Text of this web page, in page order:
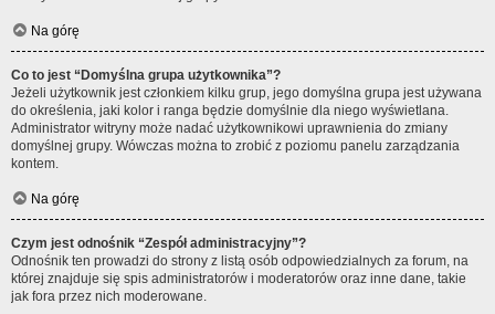
Na górę
Co to jest “Domyślna grupa użytkownika”?
Jeżeli użytkownik jest członkiem kilku grup, jego domyślna grupa jest używana
do określenia, jaki kolor i ranga będzie domyślnie dla niego wyświetlana.
Administrator witryny może nadać użytkownikowi uprawnienia do zmiany
domyślnej grupy. Wówczas można to zrobić z poziomu panelu zarządzania
kontem.
Na górę
Czym jest odnośnik “Zespół administracyjny”?
Odnośnik ten prowadzi do strony z listą osób odpowiedzialnych za forum, na
której znajduje się spis administratorów i moderatorów oraz inne dane, takie
jak fora przez nich moderowane.